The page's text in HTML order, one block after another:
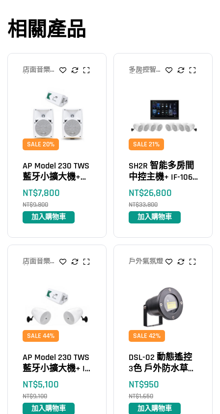
相關產品
店面音樂系
SALE 20%
AP Model 230 TWS
藍牙小擴大機+
PL-906W 戶外防
水喇叭（2支）
NT$9,800
NT$7,800
加入購物車
多房控智慧
SALE 21%
SH2R 智能多房間
中控主機+ IF-106
6.5吋室內戶外高
壓二用喇叭（8
支）
NT$33,800
NT$26,800
加入購物車
店面音樂系
SALE 44%
AP Model 230 TWS
藍牙小擴大機+ IF-
104 4吋室內戶外
高壓二用喇叭（2
支）
NT$9,100
NT$5,100
加入購物車
戶外氣氛燈
SALE 42%
DSL-02 動態遙控
3色 戶外防水草坪
激光燈
NT$1,650
NT$950
加入購物車